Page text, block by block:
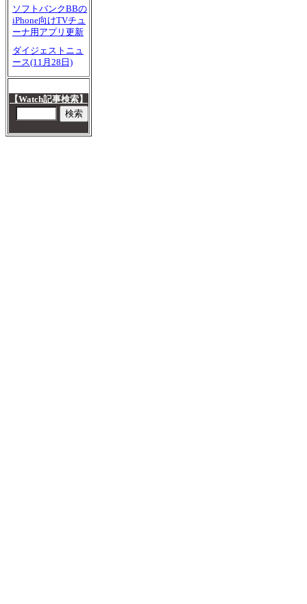
ソフトバンクBBの
iPhone向けTVチュ
ーナ用アプリ更新
ダイジェストニュ
ース(11月28日)
【Watch記事検索】